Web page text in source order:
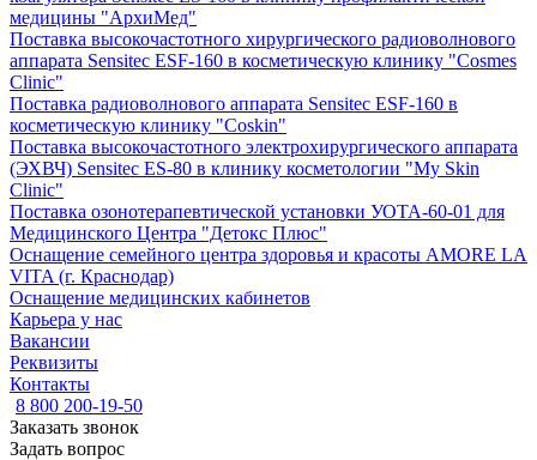
медицины "АрхиМед"
Поставка высокочастотного хирургического радиоволнового
аппарата Sensitec ESF-160 в косметическую клинику "Cosmes
Clinic"
Поставка радиоволнового аппарата Sensitec ESF-160 в
косметическую клинику "Coskin"
Поставка высокочастотного электрохирургического аппарата
(ЭХВЧ) Sensitec ES-80 в клинику косметологии "My Skin
Clinic"
Поставка озонотерапевтической установки УОТА-60-01 для
Медицинского Центра "Детокс Плюс"
Оснащение семейного центра здоровья и красоты AMORE LA
VITA (г. Краснодар)
Оснащение медицинских кабинетов
Карьера у нас
Вакансии
Реквизиты
Контакты
8 800 200-19-50
Заказать звонок
Задать вопрос